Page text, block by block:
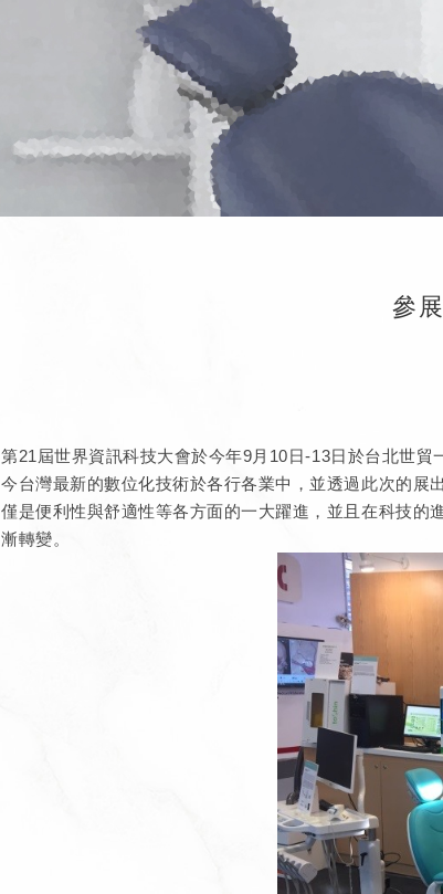
參
第21屆世界資訊科技大會於今年9月10日-13日於台北世貿
今台灣最新的數位化技術於各行各業中，並透過此次的展
僅是便利性與舒適性等各方面的一大躍進，並且在科技的
漸轉變。